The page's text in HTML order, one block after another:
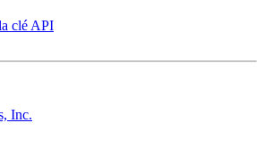
clé API
Inc.